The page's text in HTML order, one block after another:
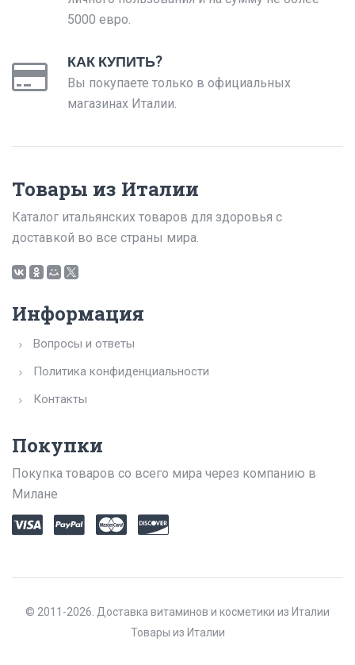
5000 евро.
КАК КУПИТЬ?
Вы покупаете только в официальных
магазинах Италии.
Товары из Италии
Каталог итальянских товаров для здоровья с
доставкой во все страны мира.
Информация
Вопросы и ответы
Политика конфиденциальности
Контакты
Покупки
Покупка товаров со всего мира через компанию в
Милане
© 2011-2026. Доставка витаминов и косметики из Италии
Товары из Италии